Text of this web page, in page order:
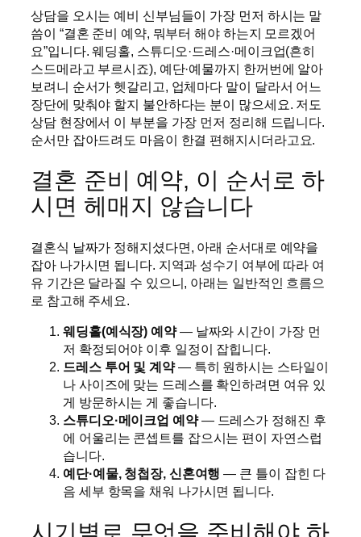
상담을 오시는 예비 신부님들이 가장 먼저 하시는 말
씀이 “결혼 준비 예약, 뭐부터 해야 하는지 모르겠어
요”입니다. 웨딩홀, 스튜디오·드레스·메이크업(흔히
스드메라고 부르시죠), 예단·예물까지 한꺼번에 알아
보려니 순서가 헷갈리고, 업체마다 말이 달라서 어느
장단에 맞춰야 할지 불안하다는 분이 많으세요. 저도
상담 현장에서 이 부분을 가장 먼저 정리해 드립니다.
순서만 잡아드려도 마음이 한결 편해지시더라고요.
결혼 준비 예약, 이 순서로 하
시면 헤매지 않습니다
결혼식 날짜가 정해지셨다면, 아래 순서대로 예약을
잡아 나가시면 됩니다. 지역과 성수기 여부에 따라 여
유 기간은 달라질 수 있으니, 아래는 일반적인 흐름으
로 참고해 주세요.
웨딩홀(예식장) 예약— 날짜와 시간이 가장 먼
저 확정되어야 이후 일정이 잡힙니다.
드레스 투어 및 계약— 특히 원하시는 스타일이
나 사이즈에 맞는 드레스를 확인하려면 여유 있
게 방문하시는 게 좋습니다.
스튜디오·메이크업 예약— 드레스가 정해진 후
에 어울리는 콘셉트를 잡으시는 편이 자연스럽
습니다.
예단·예물, 청첩장, 신혼여행 — 큰 틀이 잡힌 다
음 세부 항목을 채워 나가시면 됩니다.